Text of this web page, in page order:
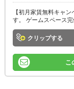
【初月家賃無料キャ
す。 ゲームスペース
クリップ
こ